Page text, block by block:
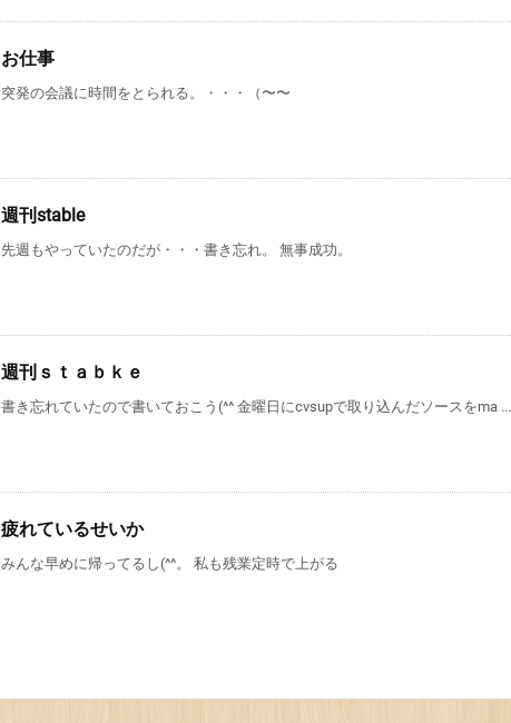
お仕事
突発の会議に時間をとられる。・・・（〜〜
週刊stable
先週もやっていたのだが・・・書き忘れ。 無事成功。
週刊ｓｔａｂｋｅ
書き忘れていたので書いておこう(^^ 金曜日にcvsupで取り込んだソースをma ...
疲れているせいか
みんな早めに帰ってるし(^^。 私も残業定時で上がる